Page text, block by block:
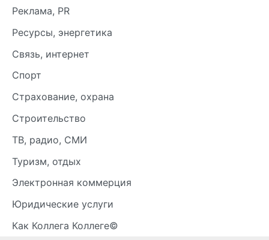
Реклама, PR
Ресурсы, энергетика
Связь, интернет
Спорт
Страхование, охрана
Строительство
ТВ, радио, СМИ
Туризм, отдых
Электронная коммерция
Юридические услуги
Как Коллега Коллеге©